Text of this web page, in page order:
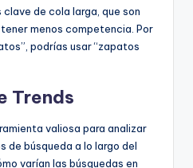
de cola larga, que son
menos competencia. Por
podrías usar “zapatos
Trends
valiosa para analizar
de búsqueda a lo largo del
varían las búsquedas en